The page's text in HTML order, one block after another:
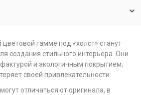
гамме под «холст» станут
создания стильного интерьера. Они
и экологичным покрытием,
своей привлекательности.
отличаться от оригинала, в